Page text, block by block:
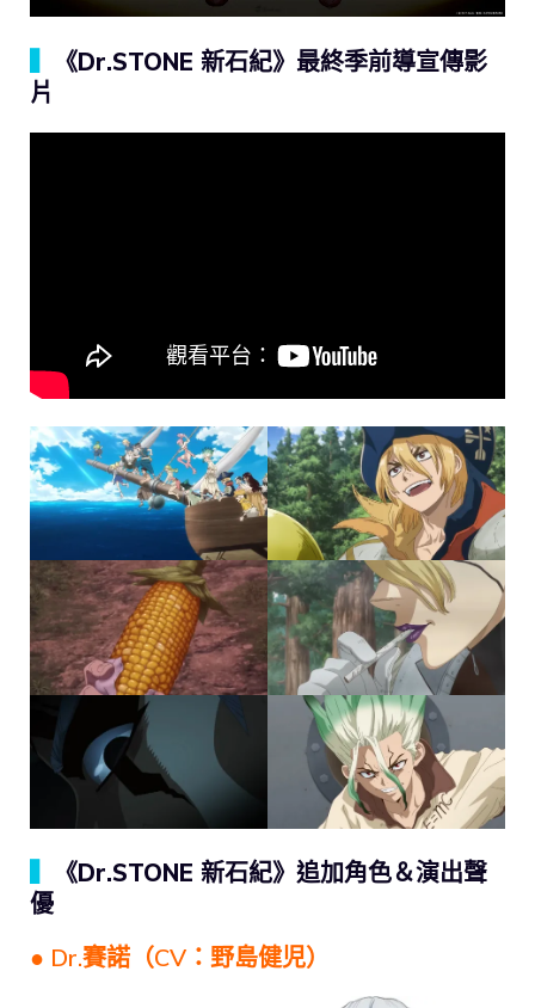
《Dr.STONE 新石紀》最終季前導宣傳影
片
《Dr.STONE 新石紀》追加角色＆演出聲
優
● Dr.賽諾（CV：野島健児）